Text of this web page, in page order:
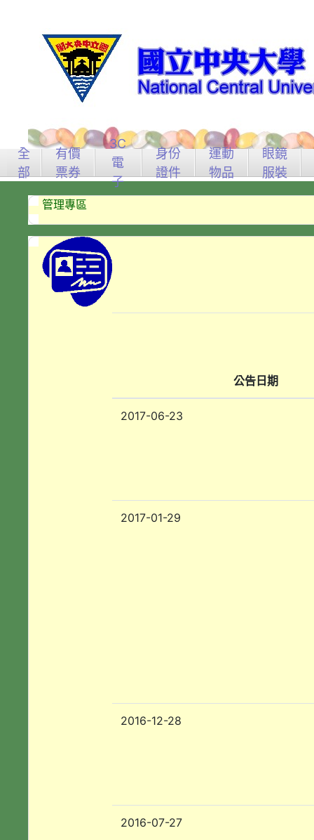
全
部
有價
票券
3C
電
子
身份
證件
運動
物品
眼鏡
服裝
管理專區
公告日期
2017-06-23
2017-01-29
2016-12-28
2016-07-27